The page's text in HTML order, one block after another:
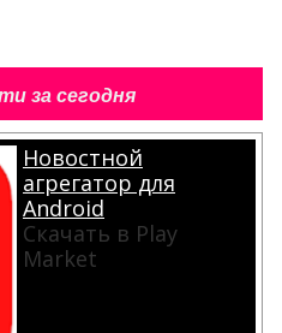
за сегодня
Новостной
агрегатор для
Android
Скачать в Play
Market